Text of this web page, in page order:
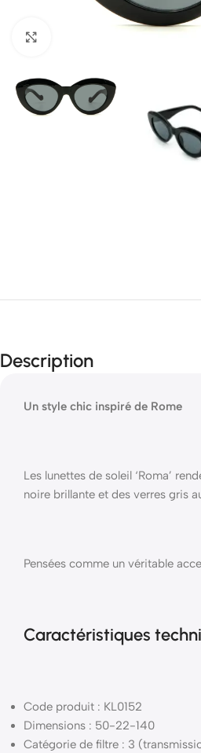
Description
Un style chic inspiré de Rome
Les lunettes de soleil ‘Roma’
noire brillante et des verres gris
Pensées comme un véritable
Caractéristiques
Code produit : KL0152
Dimensions : 50-22-140
Catégorie de filtre : 3